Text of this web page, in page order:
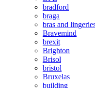
bradford
braga
bras and
Bravemind
brexit
Brighton
Brisol
bristol
Bruxelas
building